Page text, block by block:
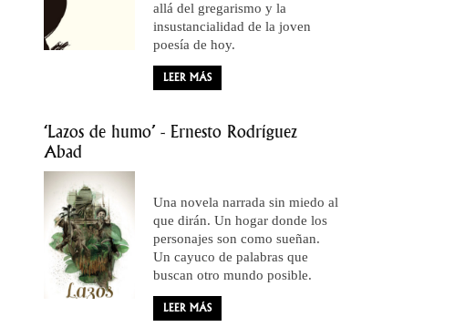
allá del gregarismo y la
insustancialidad de la joven
poesía de hoy.
LEER MÁS
‘Lazos de humo’ - Ernesto Rodríguez
Abad
Una novela narrada sin miedo al
que dirán. Un hogar donde los
personajes son como sueñan.
Un cayuco de palabras que
buscan otro mundo posible.
LEER MÁS